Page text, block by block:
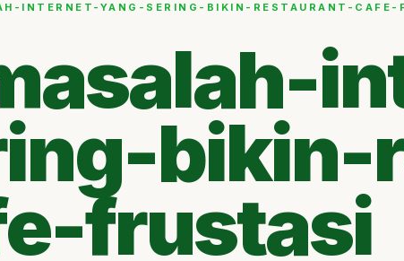
INTERNET-YANG-SERING-BIKIN-RESTAURANT-CAFE-
bikin-
frustasi